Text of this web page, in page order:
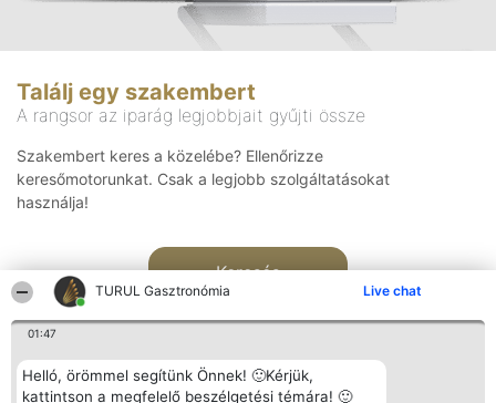
TURUL Gasztronómia Live chat
01:47
Helló, örömmel segítünk Önnek! 🙂Kérjük,
kattintson a megfelelő beszélgetési témára! 🙂
Találj egy szakembert
A rangsor az iparág legjobbjait gyűjti össze
Szakembert keres a közelébe? Ellenőrizze
keresőmotorunkat. Csak a legjobb szolgáltatásokat
használja!
Keresés